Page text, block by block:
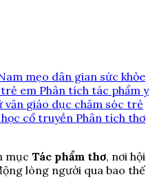
mẹo dân gian sức khỏe
trẻ em Phân tích tác phẩm y
văn giáo dục chăm sóc trẻ
cổ truyền Phân tích thơ
mục Tác phẩm thơ, nơi hội
lòng người qua bao thế